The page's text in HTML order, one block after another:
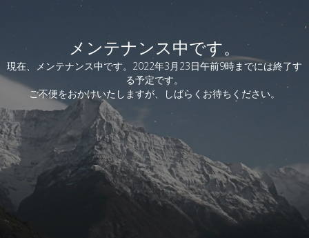
メンテナンス中です。
現在、メンテナンス中です。2022年3月23日午前9時までには終了す
る予定です。
ご不便をおかけいたしますが、しばらくお待ちください。